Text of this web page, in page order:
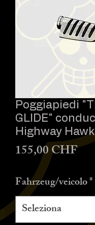
Poggiapiedi
GLIDE"
Highway Hawk
155,00 CHF
Fahrzeug/veicolo*